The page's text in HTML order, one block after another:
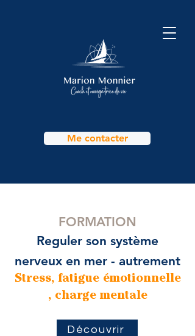
Me contacter
FORMATION
Reguler son système
nerveux en mer - autrement
Stress, fatigue émotionnelle
, charge mentale
Découvrir